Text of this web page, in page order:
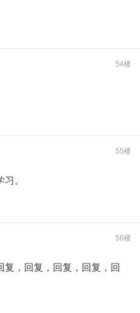
54楼
55楼
。
56楼
复，回复，回复，回复，回